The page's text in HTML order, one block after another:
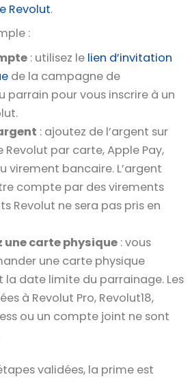
Revolut.
:
: utilisez le lien d’invitation
de la campagne de
parrain pour vous inscrire à un
: ajoutez de l’argent sur
par carte, Apple Pay,
virement bancaire. L’argent
compte par des virements
Revolut ne sera pas pris en
une carte physique : vous
une carte physique
la date limite du parrainage. Les
à Revolut Pro, Revolut18,
ou un compte joint ne sont
validées, la prime est